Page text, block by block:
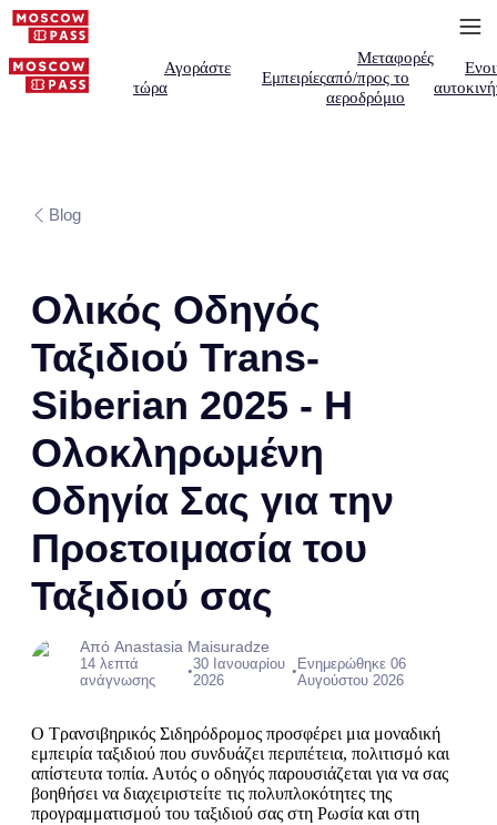
Αγοράστε
τώρα
Εμπειρίες
Μεταφορές
από/προς το
αεροδρόμιο
Blog
Ολικός Οδηγός
Ταξιδιού Trans-
Siberian 2025 - Η
Ολοκληρωμένη
Οδηγία Σας για την
Προετοιμασία του
Ταξιδιού σας
Από Anastasia Maisuradze
14 λεπτά
ανάγνωσης
•30 Ιανουαρίου
2026
• Ενημερώθηκε 06
Αυγούστου 2026
Ο Τρανσιβηρικός Σιδηρόδρομος προσφέρει μια μοναδική
εμπειρία ταξιδιού που συνδυάζει περιπέτεια, πολιτισμό και
απίστευτα τοπία. Αυτός ο οδηγός παρουσιάζεται για να σας
βοηθήσει να διαχειριστείτε τις πολυπλοκότητες της
προγραμματισμού του ταξιδιού σας στη Ρωσία και στη